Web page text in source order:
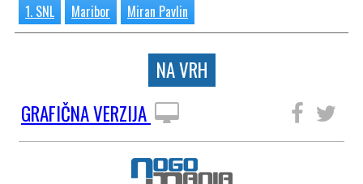
1. SNL Maribor Miran Pavlin
NA VRH
GRAFIČNA VERZIJA